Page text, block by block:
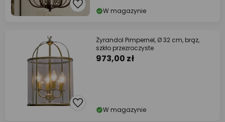
W magazynie
Żyrandol Pimpernel, Ø 32 cm, brąz,
szkło przezroczyste
973,00 zł
W magazynie